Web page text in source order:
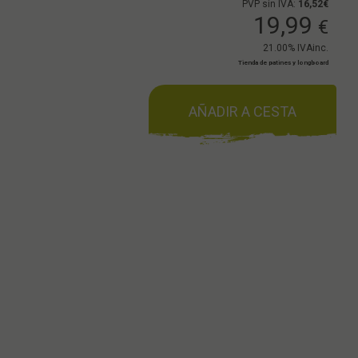
PVP sin IVA: 16,52€
19,99 €
21.00% IVAinc.
Tienda de patines y longboard
AÑADIR A CESTA